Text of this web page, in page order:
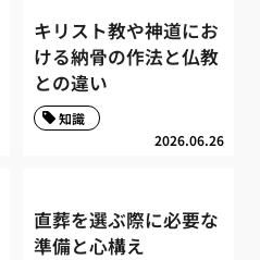
キリスト教や神道にお
ける納骨の作法と仏教
との違い
2026.06.26
知識
直葬を選ぶ際に必要な
準備と心構え